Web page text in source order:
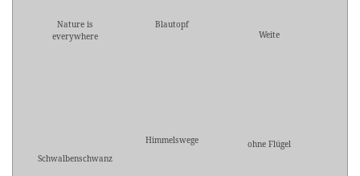
Nature is
everywhere
Blautopf
Weite
Schwalbenschwanz
Himmelswege ohne Flügel